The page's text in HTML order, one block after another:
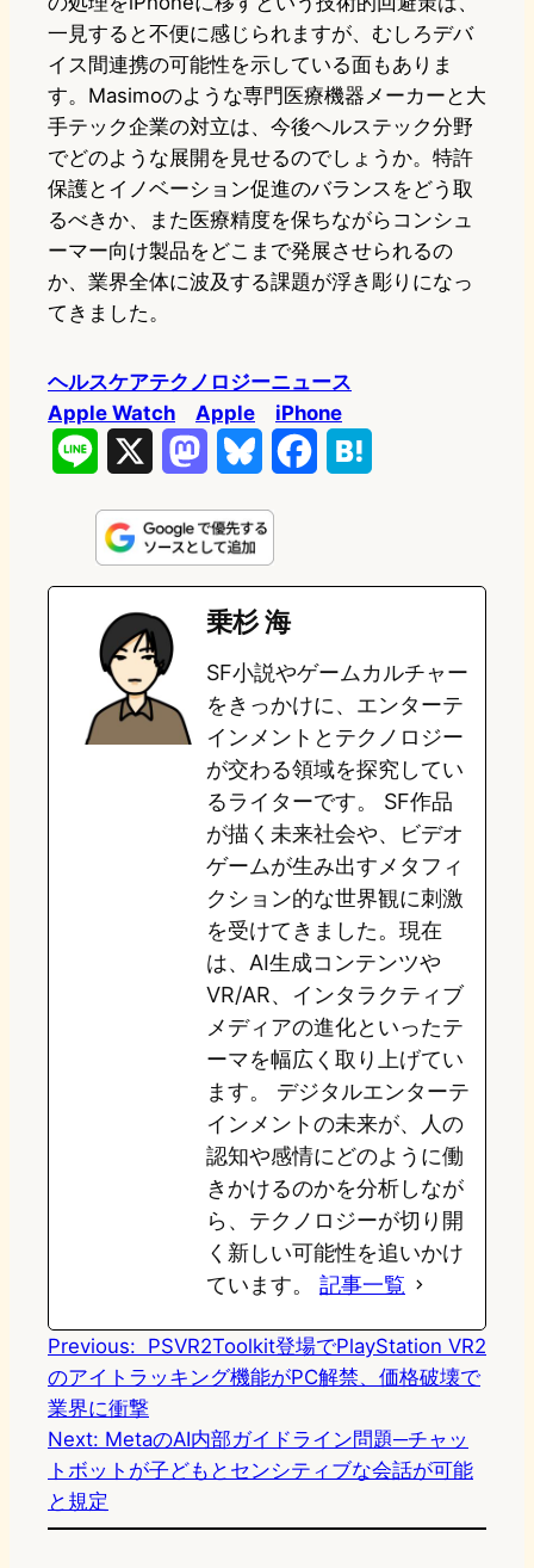
一見すると不便に感じられますが、むしろデバ
イス間連携の可能性を示している面もありま
す。Masimoのような専門医療機器メーカーと大
手テック企業の対立は、今後ヘルステック分野
でどのような展開を見せるのでしょうか。特許
保護とイノベーション促進のバランスをどう取
るべきか、また医療精度を保ちながらコンシュ
ーマー向け製品をどこまで発展させられるの
か、業界全体に波及する課題が浮き彫りになっ
てきました。
ヘルスケアテクノロジーニュース
Apple Watch
Apple
iPhone
n
e
s
t
o
d
o
n
u
e
s
k
y
e
o
o
k
e
a
乗杉 海
SF小説やゲームカルチャー
をきっかけに、エンターテ
インメントとテクノロジー
が交わる領域を探究してい
るライターです。 SF作品
が描く未来社会や、ビデオ
ゲームが生み出すメタフィ
クション的な世界観に刺激
を受けてきました。現在
は、AI生成コンテンツや
VR/AR、インタラクティブ
メディアの進化といったテ
ーマを幅広く取り上げてい
ます。 デジタルエンターテ
インメントの未来が、人の
認知や感情にどのように働
きかけるのかを分析しなが
ら、テクノロジーが切り開
く新しい可能性を追いかけ
ています。 記事一覧
Previous: PSVR2Toolkit登場でPlayStation VR2
のアイトラッキング機能がPC解禁、価格破壊で
業界に衝撃
Next: MetaのAI内部ガイドライン問題─チャッ
トボットが子どもとセンシティブな会話が可能
と規定